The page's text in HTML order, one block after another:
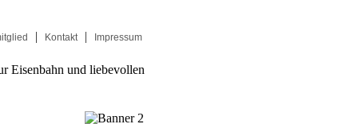
Kontakt Impressum